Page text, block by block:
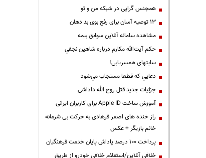
همجنس گرایی در شبکه من و تو
13 توصیه آسان برای رفع بوی بد دهان
مشاهده سامانه آنلاين سوابق بیمه
حكم آيت‌الله مكارم درباره شاهين نجفي
سایتهای همسریابی!
دعايي كه قطعا مستجاب مي‌شود
جزئیات جدید قتل روح الله داداشی
آموزش ساخت Apple ID برای کاربران ایرانی
راز خنده های اصغر فرهادی به حرکت بی شرمانه
خانم بازیگر + عکس
پرداخت ۱۰۰ درصد پاداش پایان خدمت فرهنگیان
خلافی آنلاین/استعلام خلافی خودرو از طریق